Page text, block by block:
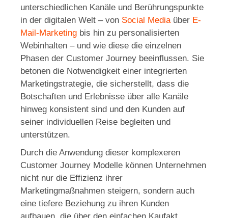
unterschiedlichen Kanäle und Berührungspunkte
in der digitalen Welt – von Social Mediaüber E-
Mail-Marketing bis hin zu personalisierten
Webinhalten – und wie diese die einzelnen
Phasen der Customer Journey beeinflussen. Sie
betonen die Notwendigkeit einer integrierten
Marketingstrategie, die sicherstellt, dass die
Botschaften und Erlebnisse über alle Kanäle
hinweg konsistent sind und den Kunden auf
seiner individuellen Reise begleiten und
unterstützen.
Durch die Anwendung dieser komplexeren
Customer Journey Modelle können Unternehmen
nicht nur die Effizienz ihrer
Marketingmaßnahmen steigern, sondern auch
eine tiefere Beziehung zu ihren Kunden